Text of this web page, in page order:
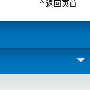
^ 返回页首